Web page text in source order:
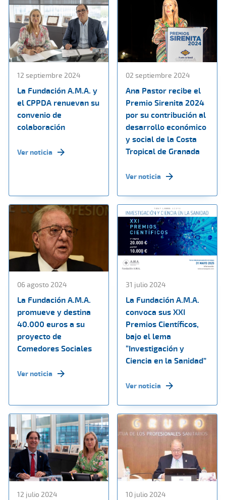
12 septiembre 2024
La Fundación A.M.A. y
el CPPDA renuevan su
convenio de
colaboración
Ver noticia
02 septiembre 2024
Ana Pastor recibe el
Premio Sirenita 2024
por su contribución al
desarrollo económico
y social de la Costa
Tropical de Granada
Ver noticia
06 agosto 2024
La Fundación A.M.A.
promueve y destina
40.000 euros a su
proyecto de
Comedores Sociales
Ver noticia
31 julio 2024
La Fundación A.M.A.
convoca sus XXI
Premios Científicos,
bajo el lema
“Investigación y
Ciencia en la Sanidad”
Ver noticia
12 julio 2024 10 julio 2024